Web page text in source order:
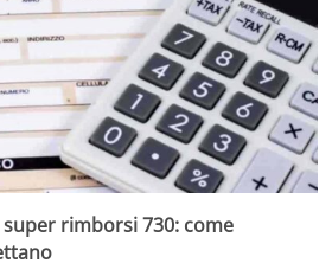
rimborsi 730: come